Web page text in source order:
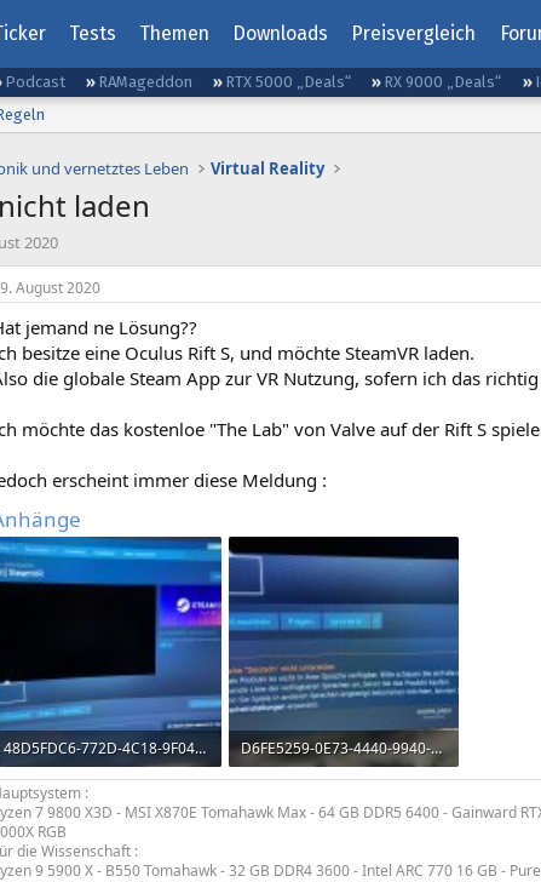
Tests Themen Downloads Preisvergleich
Podcast RAMageddon RTX 5000 „Deals“ RX 9000 „Deals“
und vernetztes Leben Virtual Reality
laden
2020
August 2020
jemand ne Lösung??
besitze eine Oculus Rift S, und möchte SteamVR laden.
die globale Steam App zur VR Nutzung, sofern ich das
möchte das kostenloe "The Lab" von Valve auf der Rift S
erscheint immer diese Meldung :
48D5FDC6-772D-4C18-9F04-A2C1C2F5403A.jpeg
1,3 MB · Aufrufe: 414
D6FE5259-0E73-4440-9940-E2DCEEFBCA8D.jpeg
4,1 MB · Aufrufe: 389
:
7 9800 X3D - MSI X870E Tomahawk Max - 64 GB DDR5 6400 - Gainward
RGB
die Wissenschaft :
9 5900 X - B550 Tomahawk - 32 GB DDR4 3600 - Intel ARC 770 16 GB -